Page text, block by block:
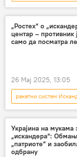
Русија
Ростех
„Ростех“ о
центар –
само да посматра
26 Мај 2025, 13:05
ракетни систем
Русија
Ростех
Украјина на мукама
„искандера“:
„патриоте“ и
одбрану